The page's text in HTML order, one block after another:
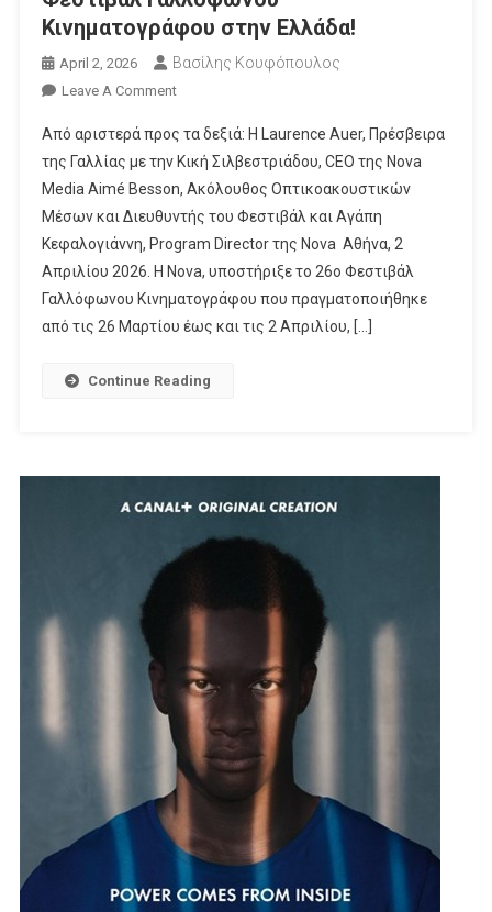
Κινηματογράφου στην Ελλάδα!
April 2, 2026 Βασίλης Κουφόπουλος
Leave A CommentOn
Στηρίζει
Και
Αναδεικνύει
Σταθερά
Τη
Μεγάλη
Του
Κινηματογράφου
Από αριστερά προς τα δεξιά: H Laurence Auer, Πρέσβειρα
της Γαλλίας με την Κική Σιλβεστριάδου, CEO της Nova
Media Aimé Besson, Ακόλουθος Οπτικοακουστικών
Μέσων και Διευθυντής του Φεστιβάλ και Αγάπη
Κεφαλογιάννη, Program Director της Nova Αθήνα, 2
Απριλίου 2026. Η Nova, υποστήριξε το 26ο Φεστιβάλ
Γαλλόφωνου Κινηματογράφου που πραγματοποιήθηκε
από τις 26 Μαρτίου έως και τις 2 Απριλίου, […]
Continue Reading